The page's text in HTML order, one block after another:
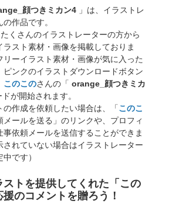
顔つきミカン4 」は、イラストレ
の作品です。
くさんのイラストレーターの方から
スト素材・画像を掲載しておりま
ーイラスト素材・画像が気に入った
ピンクのイラストダウンロードボタン
このこのさんの「 orange_顔つきミカ
が開始されます。
の作成を依頼したい場合は、「このこ
メールを送る」のリンクや、プロフィ
事依頼メールを送信することができま
されていない場合はイラストレーター
です）
トを提供してくれた「この
のコメントを贈ろう！